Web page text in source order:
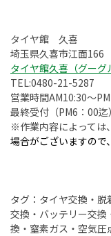
タイヤ館 久喜
埼玉県久喜市江面166
タイヤ館久喜（グーグ
TEL:0480-21-5287
営業時間AM10:30～
最終受付（PM6：00迄）
※作業内容によっては
場合がございますので
タグ：タイヤ交換・
交換・バッテリー交
換・窒素ガス・空気